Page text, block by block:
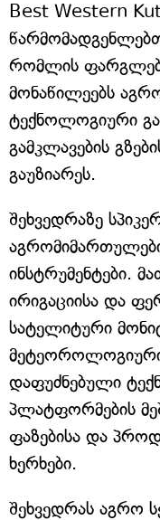
Best Western
რომლის
მონაწილეებს
ტექნოლოგიური
გამკლავების
გაუზიარეს.
შეხვედრაზე
ინსტრუმენტები.
ირიგაციისა და
სატელიტური
მეტეოროლოგიური
დაფუძნებული
პლატფორმების
ფაზებისა და
ხერხები.
შეხვედრას აგრო